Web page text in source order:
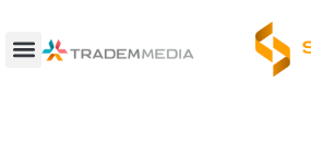
contenido